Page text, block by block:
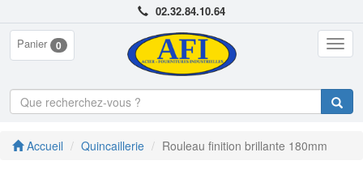
02.32.84.10.64
Panier 0
Accueil Quincaillerie Rouleau finition brillante 180mm